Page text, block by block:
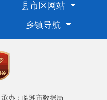
县市区网站
乡镇导航
承办：临湘市数据局